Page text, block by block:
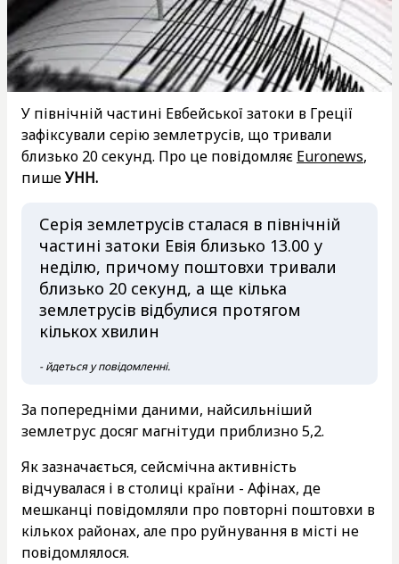
У північній частині Евбейської затоки в Греції
зафіксували серію землетрусів, що тривали
близько 20 секунд. Про це повідомляє Euronews,
пишеУНН.
Серія землетрусів сталася в північній
частині затоки Евія близько 13.00 у
неділю, причому поштовхи тривали
близько 20 секунд, а ще кілька
землетрусів відбулися протягом
кількох хвилин
- йдеться у повідомленні.
За попередніми даними, найсильніший
землетрус досяг магнітуди приблизно 5,2.
Як зазначається, сейсмічна активність
відчувалася і в столиці країни - Афінах, де
мешканці повідомляли про повторні поштовхи в
кількох районах, але про руйнування в місті не
повідомлялося.